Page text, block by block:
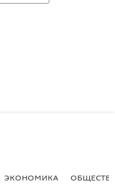
ЭКОНОМИКА